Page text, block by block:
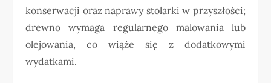
konserwacji oraz naprawy stolarki w przyszłości;
drewno wymaga regularnego malowania lub
olejowania, co wiąże się z dodatkowymi
wydatkami.